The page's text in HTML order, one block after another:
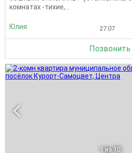
комнатах -тихие,...
Юлия 27.07
Позвонить
1 из 10